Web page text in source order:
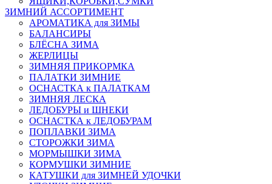
ЗИМНИЙ АССОРТИМЕНТ
АРОМАТИКА для ЗИМЫ
БАЛАНСИРЫ
БЛЁСНА ЗИМА
ЖЕРЛИЦЫ
ЗИМНЯЯ ПРИКОРМКА
ПАЛАТКИ ЗИМНИЕ
ОСНАСТКА к ПАЛАТКАМ
ЗИМНЯЯ ЛЕСКА
ЛЕДОБУРЫ и ШНЕКИ
ОСНАСТКА к ЛЕДОБУРАМ
ПОПЛАВКИ ЗИМА
СТОРОЖКИ ЗИМА
МОРМЫШКИ ЗИМА
КОРМУШКИ ЗИМНИЕ
КАТУШКИ для ЗИМНЕЙ УДОЧКИ